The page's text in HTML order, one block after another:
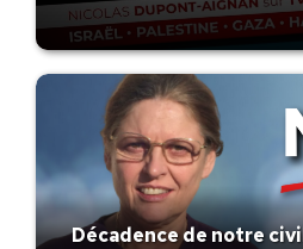
Décadence de notre